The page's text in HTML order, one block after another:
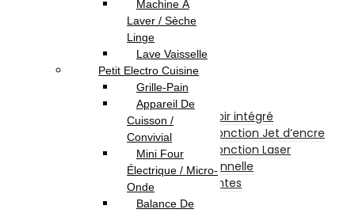
Accessoires Pour Stockage
Carte Mémoire
CD et DVD Vierge
Imprimantes
Imprimante à Réservoir intégré
Imprimante et Multifonction Jet d’encre
Imprimante et Multifonction Laser
Imprimante Professionnelle
Accessoires Imprimantes
Machine À
Laver / Sèche
Linge
Lave Vaisselle
Petit Electro Cuisine
Grille-Pain
Appareil De
Cuisson /
Convivial
Mini Four
Électrique / Micro-
Onde
Balance De